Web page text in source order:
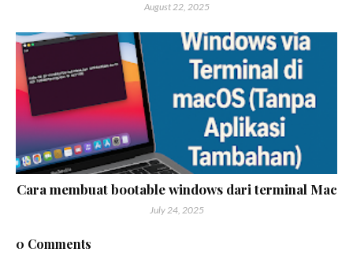
August 22, 2025
Cara membuat bootable windows dari terminal Mac
July 24, 2025
0 Comments